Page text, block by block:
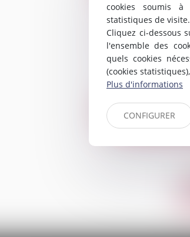
Mot de
Identifiant
Réinitialiser
cookies soumis à
statistiques de visite.
Cliquez ci-dessous
l'ensemble des
quels cookies
(cookies
Plus d'informations
CONFIGURER